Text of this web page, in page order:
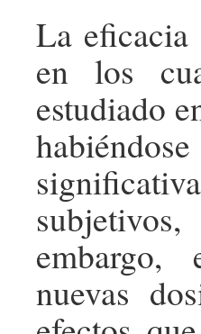
La eficacia
en los
estudiado
embargo,
nuevas